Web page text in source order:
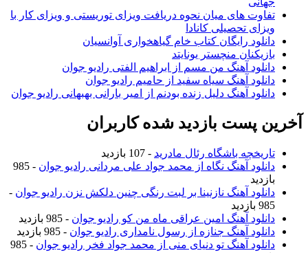
تفاوت های میان نحوه دریافت ویزای توریستی و ویزای کار با
ویزای تحصیلی کانادا
دانلود رایگان کتاب خام گیاهخواری آوانسیان
بازیکنان منچستر یونایتد
دانلود آهنگ من مسم از ابراهیم الفتی رادیو جوان
دانلود آهنگ سیاه سفید از حامیم رادیو جوان
دانلود آهنگ دلیل زنده بودنم از امیر بارانی بهبهانی رادیو جوان
پست بازدید شده کاربران
تاریخچه باشگاه رئال مادرید- 107 بازدید
دانلود آهنگ نگاه از محمد جواد علی مردانی رادیو جوان
- 985
بازدید
دانلود آهنگ نازنینا بر لبت رنگی چنین دلکش نزن رادیو جوان-
985 بازدید
دانلود آهنگ امین عراقی ماه من کو رادیو جوان- 985 بازدید
دانلود آهنگ جنازه از رسول نامداری رادیو جوان- 985 بازدید
دانلود آهنگ تو دنیای منی از محمد جواد فخر رادیو جوان
- 985